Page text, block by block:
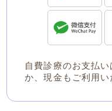
自費診療のお支払
か、現金もご利用い